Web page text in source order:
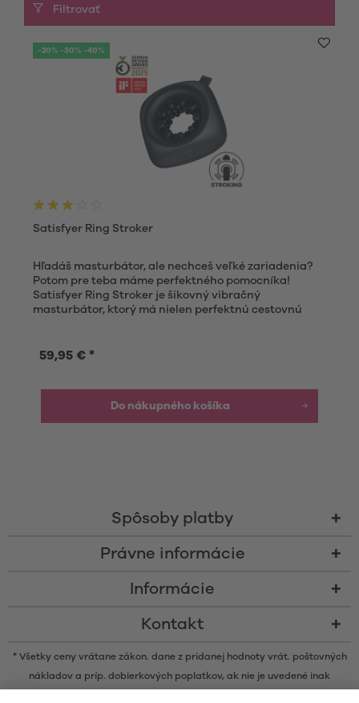
Filtrovať
-20% -30% -40%
Satisfyer Ring Stroker
Hľadáš masturbátor, ale nechceš veľké zariadenia?
Potom pre teba máme perfektného pomocníka!
Satisfyer Ring Stroker je šikovný vibračný
masturbátor, ktorý má nielen perfektnú cestovnú
59,95 € *
Do nákupného košíka
Spôsoby platby
Právne informácie
Informácie
Kontakt
* Všetky ceny vrátane zákon. dane z pridanej hodnoty vrát. poštovných
nákladov a príp. dobierkových poplatkov, ak nie je uvedené inak